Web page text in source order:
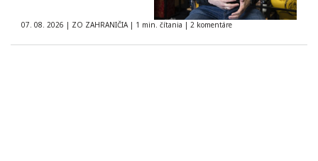
07. 08. 2026 | ZO ZAHRANIČIA | 1 min. čítania | 2 komentáre